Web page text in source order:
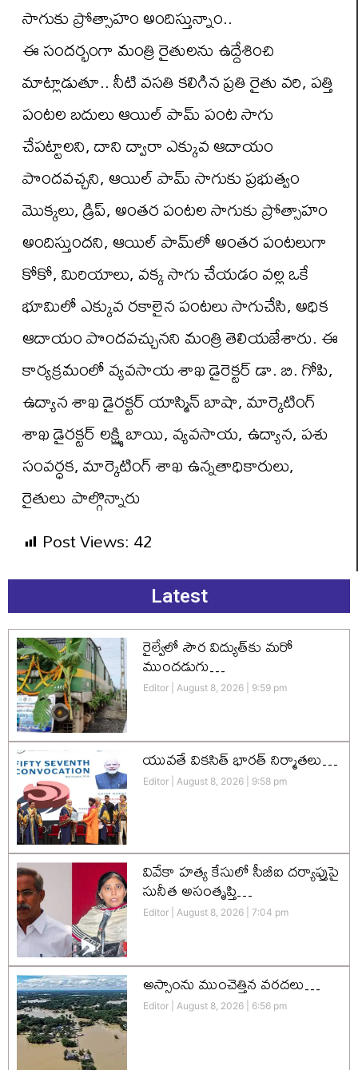
సాగుకు ప్రోత్సాహం అందిస్తున్నాం..
ఈ సందర్భంగా మంత్రి రైతులను ఉద్దేశించి
మాట్లాడుతూ.. నీటి వసతి కలిగిన ప్రతి రైతు వరి, పత్తి
పంటల బదులు ఆయిల్ పామ్ పంట సాగు
చేపట్టాలని, దాని ద్వారా ఎక్కువ ఆదాయం
పొందవచ్చని, ఆయిల్ పామ్ సాగుకు ప్రభుత్వం
మొక్కలు, డ్రిప్, అంతర పంటల సాగుకు ప్రోత్సాహం
అందిస్తుందని, ఆయిల్ పామ్‌లో అంతర పంటలుగా
కోకో, మిరియాలు, వక్క సాగు చేయడం వల్ల ఒకే
భూమిలో ఎక్కువ రకాలైన పంటలు సాగుచేసి, అధిక
ఆదాయం పొందవచ్చునని మంత్రి తెలియజేశారు. ఈ
కార్యక్రమంలో వ్యవసాయ శాఖ డైరెక్టర్ డా. బి. గోపి,
ఉద్యాన శాఖ డైరక్టర్ యాస్మిన్ బాషా, మార్కెటింగ్
శాఖ డైరక్టర్ లక్ష్మి బాయి, వ్యవసాయ, ఉద్యాన, పశు
సంవర్ధక, మార్కెటింగ్ శాఖ ఉన్నతాధికారులు,
రైతులు పాల్గొన్నారు
Post Views:42
Latest
రైల్వేలో సౌర విద్యుత్‌కు మరో
ముందడుగు…
Editor August 8, 2026 9:59 pm
యువతే వికసిత్‌ భారత్‌ నిర్మాతలు…
Editor August 8, 2026 9:58 pm
వివేకా హత్య కేసులో సీబీఐ దర్యాప్తుపై
సునీత అసంతృప్తి…
Editor August 8, 2026 7:04 pm
అస్సాంను ముంచెత్తిన వరదలు…
Editor August 8, 2026 6:56 pm